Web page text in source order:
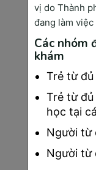
○
Việc tuân
cá nguyệt
sớm các vấn
cho một
mạnh.
vị do Thành
đang làm
Các nhóm
khám
Trẻ từ
Trẻ từ
học tại
Người từ
Người từ